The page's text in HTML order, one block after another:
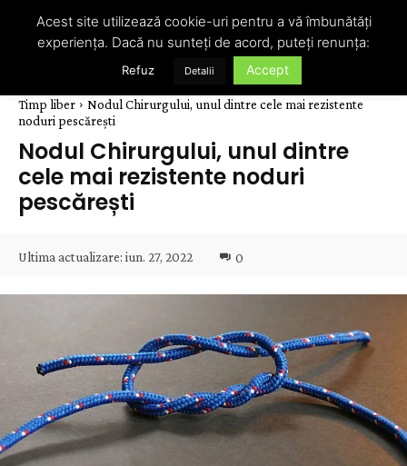
Timp liber
Nodul Chirurgului, unul dintre cele mai rezistente
noduri pescărești
Nodul Chirurgului, unul dintre
cele mai rezistente noduri
pescărești
Ultima actualizare: iun. 27, 2022 0
Acest site utilizează cookie-uri pentru a vă îmbunătăți
experiența. Dacă nu sunteți de acord, puteți renunța:
Refuz Detalii Accept